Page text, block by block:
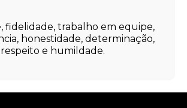
fidelidade, trabalho em equipe,
honestidade, determinação,
respeito e humildade.